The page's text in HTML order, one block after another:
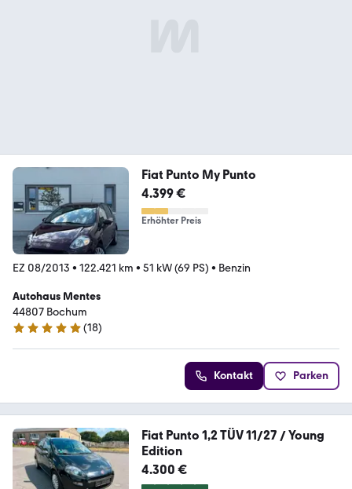
Fiat Punto My Punto
4.399 €
Erhöhter Preis
EZ 08/2013 • 122.421 km • 51 kW (69 PS) • Benzin
Autohaus Mentes
44807 Bochum
5 Sterne
(18)
Kontakt Parken
Fiat Punto 1,2 TÜV 11/27 / Young
Edition
4.300 €